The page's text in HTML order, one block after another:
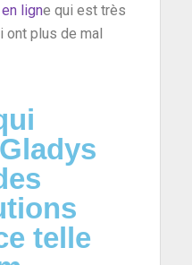
ligne qui est très
ont plus de mal
telle